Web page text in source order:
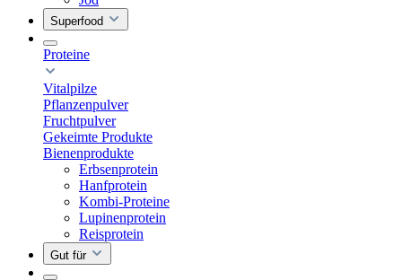
Superfood
Proteine
Vitalpilze
Pflanzenpulver
Fruchtpulver
Gekeimte Produkte
Bienenprodukte
Erbsenprotein
Hanfprotein
Kombi-Proteine
Lupinenprotein
Reisprotein
Gut für